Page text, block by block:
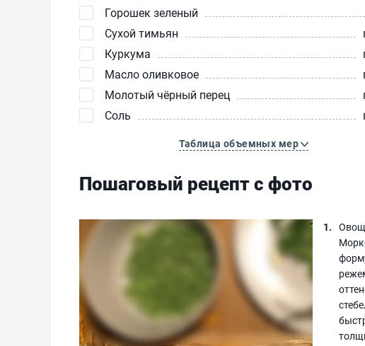
Горошек зеленый
Сухой тимьян
Куркума
Масло оливковое
Молотый чёрный перец
Соль
Таблица объемных мер
Пошаговый рецепт с фото